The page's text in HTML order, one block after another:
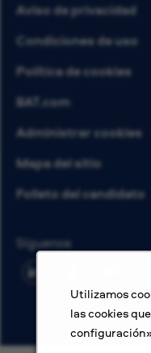
Utilizamos
las cookies
Aviso de privacidad
Condiciones de uso
Política de cookies
BAT.com
Administrar cookies
Mapa del sitio
Folleto del candidato
Síguenos